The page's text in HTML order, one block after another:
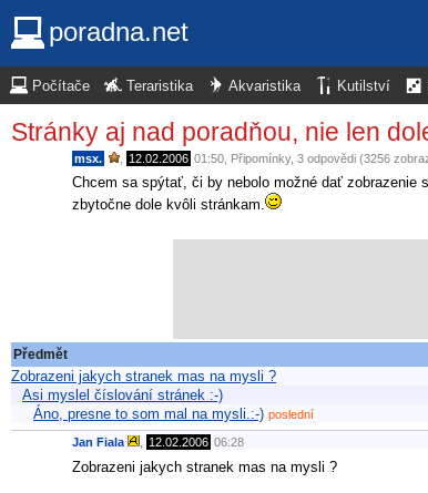
poradna.net
Počítače Teraristika Akvaristika Kutilství
Stránky aj nad poradňou, nie len
msx. 12.02.2006 01:50 Připomínky, 3 odpovědi (3256
Chcem sa spýtať, či by nebolo možné dať
zbytočne dole kvôli stránkam.
Předmět
Zobrazeni jakych stranek mas na mysli ?
Asi myslel číslování stránek :-)
Áno, presne to som mal na mysli.:-) poslední
Jan Fiala 12.02.2006 06:28
Zobrazeni jakych stranek mas na mysli ?